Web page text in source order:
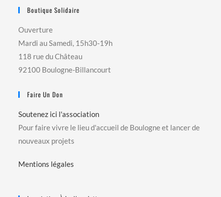
Boutique Solidaire
Ouverture
Mardi au Samedi, 15h30-19h
118 rue du Château
92100 Boulogne-Billancourt
Faire Un Don
Soutenez ici l'association
Pour faire vivre le lieu d'accueil de Boulogne et lancer de
nouveaux projets
Mentions légales